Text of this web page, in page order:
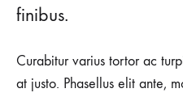
finibus.
Curabitur varius tortor ac
at justo. Phasellus elit ante,